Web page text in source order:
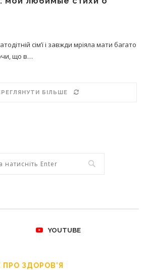
сім’ї і завжди мріяла мати багато
що в…
БІЛЬШЕ
YOUTUBE
ЗДОРОВ’Я